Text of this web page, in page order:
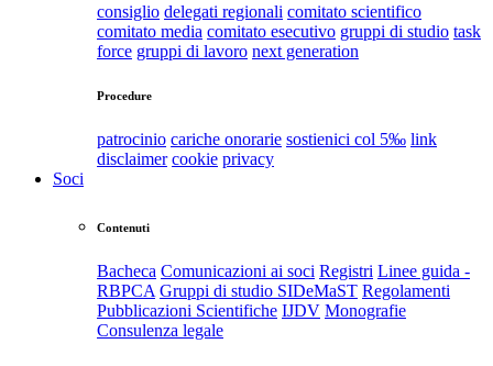
consiglio delegati regionali comitato scientifico
comitato media comitato esecutivo gruppi di studio task
force gruppi di lavoro next generation
Procedure
patrocinio cariche onorarie sostienici col 5‰ link
disclaimer cookie privacy
Soci
Contenuti
Bacheca Comunicazioni ai soci Registri Linee guida -
RBPCA Gruppi di studio SIDeMaST Regolamenti
Pubblicazioni Scientifiche IJDV Monografie
Consulenza legale